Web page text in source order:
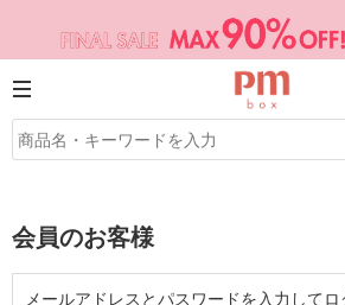
会員のお客様
メールアドレスとパスワードを入力してロ